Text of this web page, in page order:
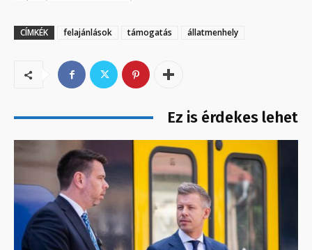
CÍMKÉK felajánlások támogatás állatmenhely
Ez is érdekes lehet